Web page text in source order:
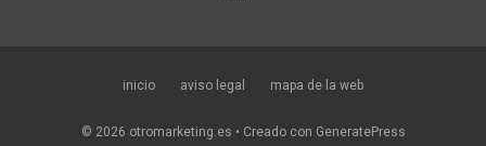
inicio aviso legal mapa de la web
© 2026 otromarketing.es • Creado con GeneratePress